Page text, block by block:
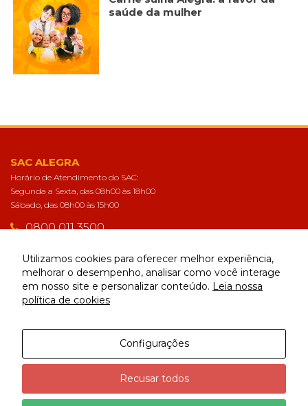
saúde da mulher
SAC ALEGRA
Horário de Atendimento do SAC:
Segunda a Sexta, das 08h00 às 18h00
Sábado, das 08h00 às 15h00
0800 011 3500
sac@alegra.com.br
CONECTE-SE
Utilizamos cookies para oferecer melhor experiência,
melhorar o desempenho, analisar como você interage
em nosso site e personalizar conteúdo. Leia nossa
política de cookies
Configurações
Recusar todos